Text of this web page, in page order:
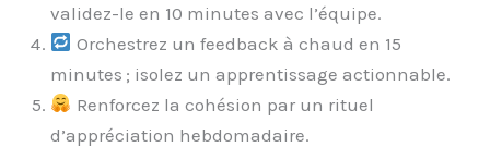
validez-le en 10 minutes avec l’équipe.
Orchestrez un feedback à chaud en 15
minutes ; isolez un apprentissage actionnable.
Renforcez la cohésion par un rituel
d’appréciation hebdomadaire.